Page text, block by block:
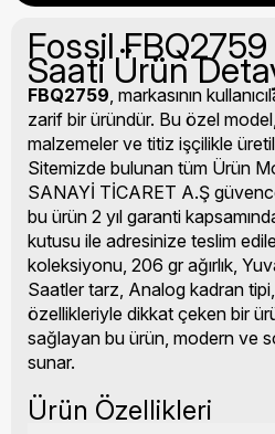
Fossil
Saati Ürün
FBQ2759 , markasının
zarif bir üründür. Bu özel
malzemeler ve titiz işçilikle
Sitemizde bulunan tüm Ürün
SANAYİ TİCARET A.Ş
bu ürün 2 yıl garanti
kutusu ile adresinize teslim
koleksiyonu, 206 gr ağırlık,
Saatler tarz, Analog kadran
özellikleriyle dikkat çeken bir
sağlayan bu ürün, modern ve
sunar.
Ürün Özellikleri